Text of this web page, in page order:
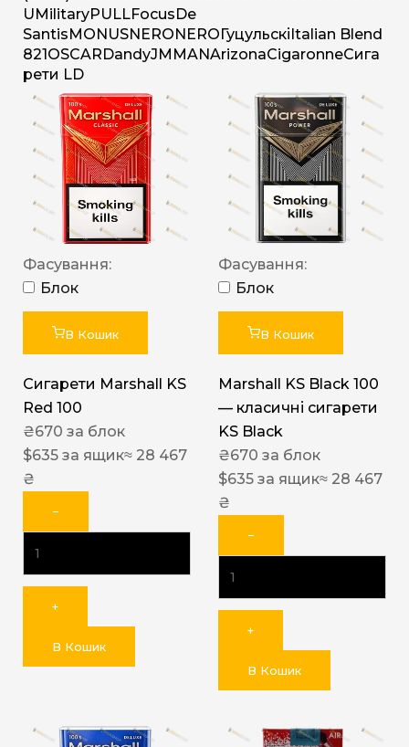
U MilitaryPULLFocus De
Santis MONUSNERO NERO Гуцульскі Italian Blend
821 OSCAR DandyJM MANArizonaCigaronneСига
рети LD
Фасування:
Блок
В Кошик
Сигарети Marshall KS
Red 100
₴670 за блок
$635 за ящик≈ 28 467
₴
−
+
В Кошик
Фасування:
Блок
В Кошик
Marshall KS Black 100
— класичні сигарети
KS Black
₴670 за блок
$635 за ящик≈ 28 467
₴
−
+
В Кошик